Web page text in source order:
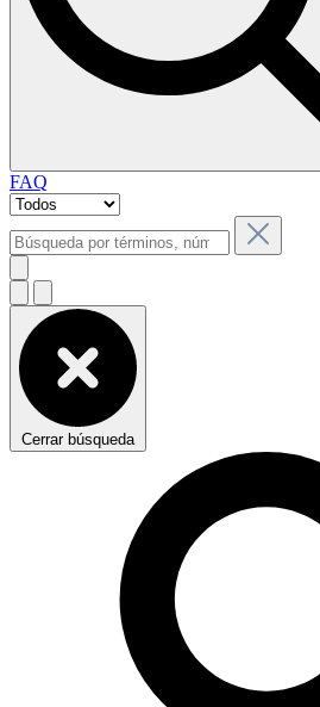
FAQ
Cerrar búsqueda